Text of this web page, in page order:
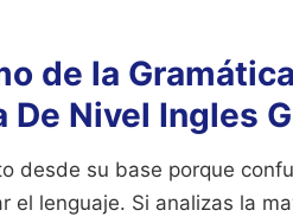
de la
De Nivel Ingles
desde su base porque
el lenguaje. Si analizas la